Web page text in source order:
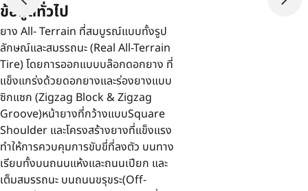
ข้อมูลทั่วไป
ยาง All- Terrain ที่สมบูรณ์แบบทั้งรูป
ลักษณ์และสมรรถนะ (Real All-Terrain
Tire) โดยการออกแบบบล๊อกดอกยาง ที่
แข็งแกร่งด้วยดอกยางและร่องยางแบบ
ซิกแซก (Zigzag Block & Zigzag
Groove)หน้ายางที่กว้างแบบSquare
Shoulder และโครงสร้างยางที่แข็งแรง
ทำให้การควบคุมการขับขี่ที่ลงตัว บนทาง
เรียบทั้งบนถนนแห้งและถนนเปียก และ
เต็มสมรรถนะ บนถนนขรุขระ(Off-